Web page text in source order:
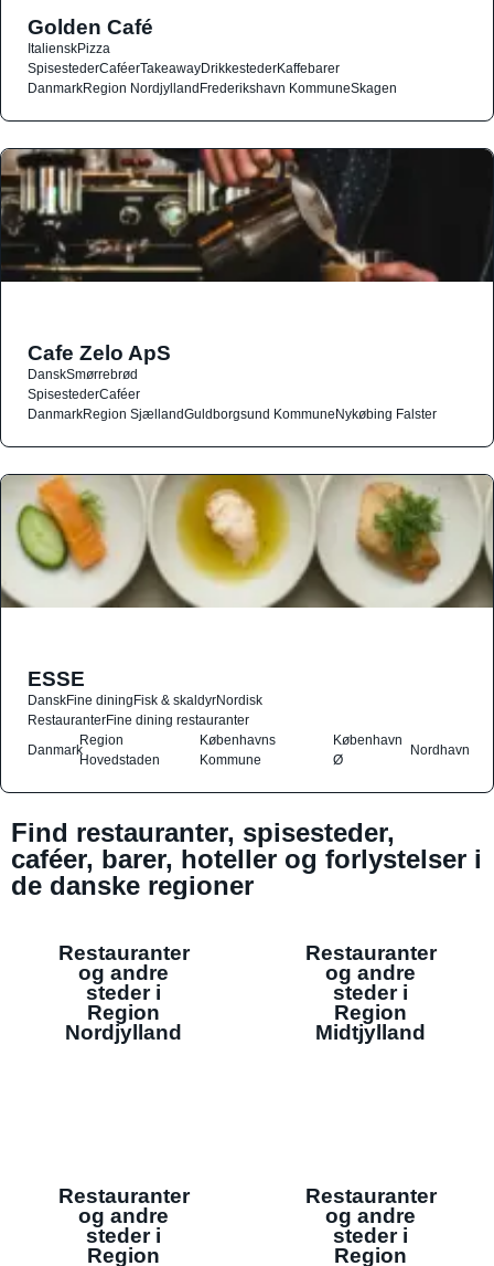
Golden Café
ItalienskPizza
SpisestederCaféerTakeawayDrikkestederKaffebarer
DanmarkRegion NordjyllandFrederikshavn KommuneSkagen
Cafe Zelo ApS
DanskSmørrebrød
SpisestederCaféer
DanmarkRegion SjællandGuldborgsund KommuneNykøbing Falster
ESSE
DanskFine diningFisk & skaldyrNordisk
RestauranterFine dining restauranter
Danmark
Region
Hovedstaden
Københavns
Kommune
København
Ø
Nordhavn
Find restauranter, spisesteder,
caféer, barer, hoteller og forlystelser i
de danske regioner
Restauranter
og andre
steder i
Region
Nordjylland
Restauranter
og andre
steder i
Region
Midtjylland
Restauranter
og andre
steder i
Region
Restauranter
og andre
steder i
Region